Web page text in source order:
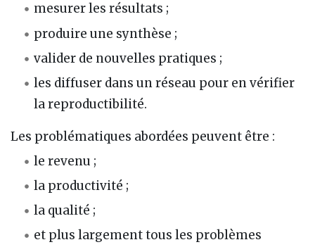
mesurer les résultats ;
produire une synthèse ;
valider de nouvelles pratiques ;
les diffuser dans un réseau pour en vérifier
la reproductibilité.
Les problématiques abordées peuvent être :
le revenu ;
la productivité ;
la qualité ;
et plus largement tous les problèmes